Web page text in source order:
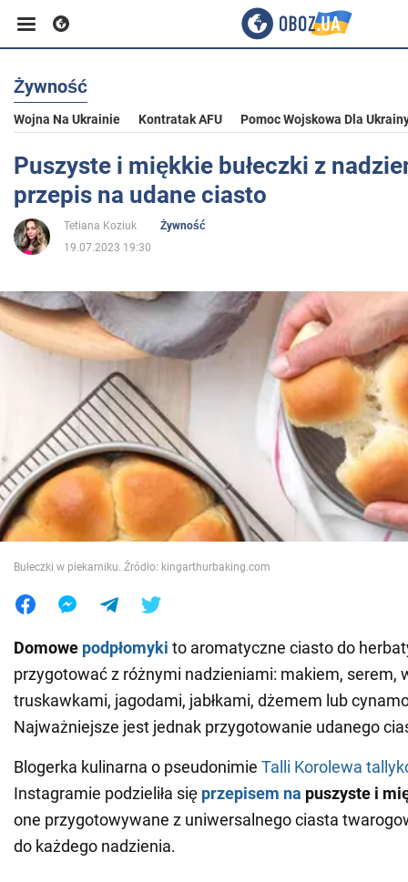
Biznes
Sport
Rozrywka
Polityka
Społeczeństwo
Wojna na Ukrainie
Świat
Jedzenie
Żywność
Wojna Na Ukrainie Kontratak AFU Pomoc Wojskowa Dla
Puszyste i miękkie bułeczki z
przepis na udane ciasto
Tetiana Koziuk
Żywność
19.07.2023 19:30
Bułeczki w piekarniku. Źródło: kingarthurbaking.com
Domowe podpłomyki to aromatyczne ciasto do
przygotować z różnymi nadzieniami: makiem, serem,
truskawkami, jagodami, jabłkami, dżemem lub
Najważniejsze jest jednak przygotowanie udanego
Blogerka kulinarna o pseudonimie Talli Korolewa
Instagramie podzieliła się przepisem na puszyste i
one przygotowywane z uniwersalnego ciasta
do każdego nadzienia.